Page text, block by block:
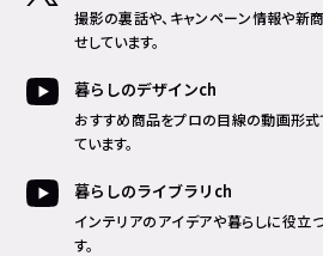
撮影の裏話や、キャンペーン情報や新
せしています。
暮らしのデザインch
おすすめ商品をプロの目線の動画形式
ています。
暮らしのライブラリch
インテリアのアイデアや暮らしに役立
す。